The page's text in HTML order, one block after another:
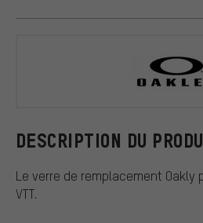
DESCRIPTION DU
Le verre de remplacement Oakly
VTT.